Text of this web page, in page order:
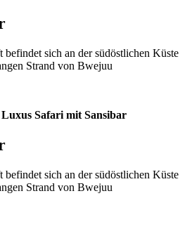
sich an der südöstlichen Küste
Strand von Bwejuu
Safari mit Sansibar
sich an der südöstlichen Küste
Strand von Bwejuu